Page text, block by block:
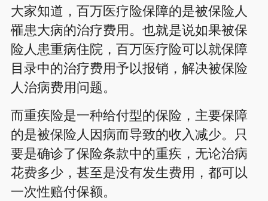
大家知道，百万医疗险保障的是被保险人
罹患大病的治疗费用。也就是说如果被保
险人患重病住院，百万医疗险可以就保障
目录中的治疗费用予以报销，解决被保险
人治病费用问题。
而重疾险是一种给付型的保险，主要保障
的是被保险人因病而导致的收入减少。只
要是确诊了保险条款中的重疾，无论治病
花费多少，甚至是没有发生费用，都可以
一次性赔付保额。